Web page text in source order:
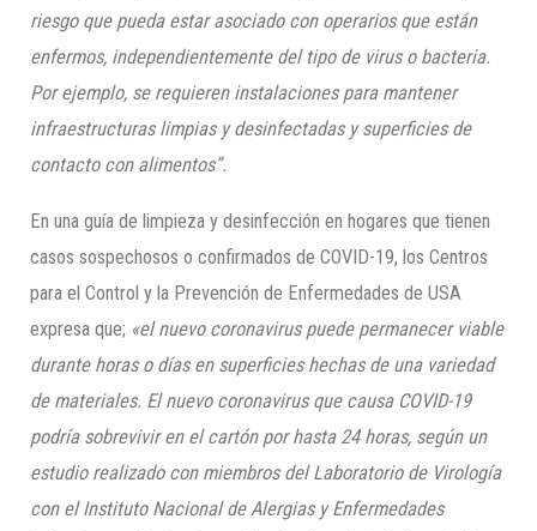
riesgo que pueda estar asociado con operarios que están
enfermos, independientemente del tipo de virus o bacteria.
Por ejemplo, se requieren instalaciones para mantener
infraestructuras limpias y desinfectadas y superficies de
contacto con alimentos”.
En una guía de limpieza y desinfección en hogares que tienen
casos sospechosos o confirmados de COVID-19, los Centros
para el Control y la Prevención de Enfermedades de USA
expresa que; «el nuevo coronavirus puede permanecer viable
durante horas o días en superficies hechas de una variedad
de materiales. El nuevo coronavirus que causa COVID-19
podría sobrevivir en el cartón por hasta 24 horas, según un
estudio realizado con miembros del Laboratorio de Virología
con el Instituto Nacional de Alergias y Enfermedades